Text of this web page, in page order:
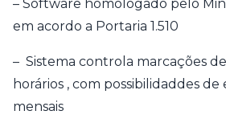
– Software homologado pelo
em acordo a Portaria 1.510
– Sistema controla marcações
horários , com possibilidaddes de
mensais